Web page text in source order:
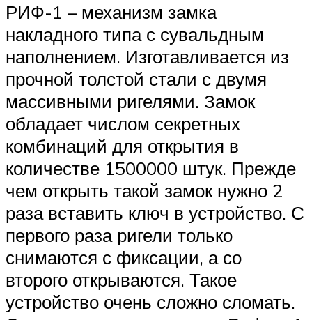
РИФ-1 – механизм замка
накладного типа с сувальдным
наполнением. Изготавливается из
прочной толстой стали с двумя
массивными ригелями. Замок
обладает числом секретных
комбинаций для открытия в
количестве 1500000 штук. Прежде
чем открыть такой замок нужно 2
раза вставить ключ в устройство. С
первого раза ригели только
снимаются с фиксации, а со
второго открываются. Такое
устройство очень сложно сломать.